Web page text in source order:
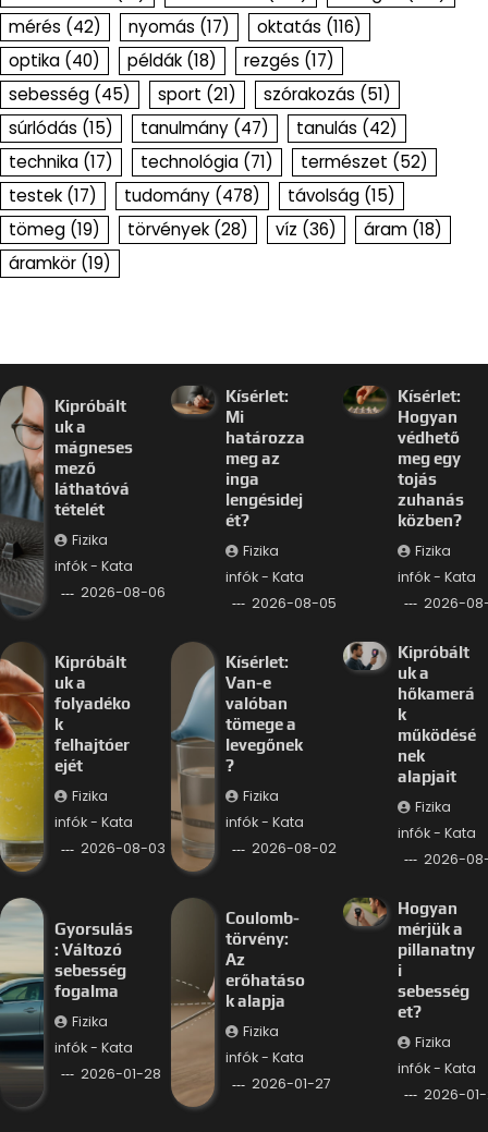
mérés (42) nyomás (17) oktatás (116)
optika (40) példák (18) rezgés (17)
sebesség (45) sport (21) szórakozás (51)
súrlódás (15) tanulmány (47) tanulás (42)
technika (17) technológia (71) természet (52)
testek (17) tudomány (478) távolság (15)
tömeg (19) törvények (28) víz (36) áram (18)
áramkör (19)
Kipróbált
uk a
mágneses
mező
láthatóvá
tételét
Fizika
infók - Kata
2026-08-06
Kísérlet:
Mi
határozza
meg az
inga
lengésidej
ét?
Fizika
infók - Kata
2026-08-05
Kísérlet:
Hogyan
védhető
meg egy
tojás
zuhanás
közben?
Fizika
infók - Kata
2026-
Kipróbált
uk a
folyadéko
k
felhajtóer
ejét
Fizika
infók - Kata
2026-08-03
Kísérlet:
Van-e
valóban
tömege a
levegőnek
?
Fizika
infók - Kata
2026-08-02
Kipróbált
uk a
hőkamerá
k
működésé
nek
alapjait
Fizika
infók - Kata
2026-
Gyorsulás
: Változó
sebesség
fogalma
Fizika
infók - Kata
2026-01-28
Coulomb-
törvény:
Az
erőhatáso
k alapja
Fizika
infók - Kata
2026-01-27
Hogyan
mérjük a
pillanatny
i
sebesség
et?
Fizika
infók - Kata
2026-